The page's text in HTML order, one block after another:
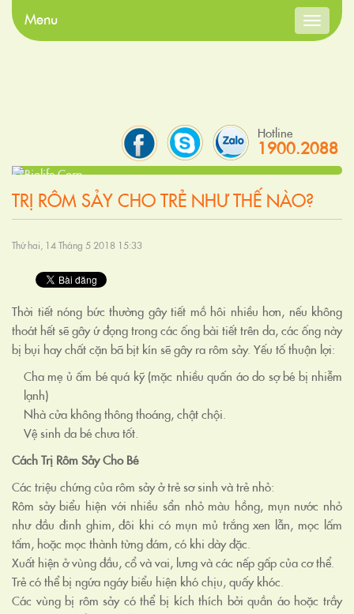
Toggle
Menu
Hotline
1900.2088
TRỊ RÔM SẢY CHO TRẺ NHƯ THẾ NÀO?
Thứ hai, 14 Tháng 5 2018 15:33
Thời tiết nóng bức thường gây tiết mồ hôi nhiều hơn, nếu không
thoát hết sẽ gây ứ đọng trong các ống bài tiết trên da, các ống này
bị bụi hay chất cặn bã bịt kín sẽ gây ra rôm sảy. Yếu tố thuận lợi:
Cha mẹ ủ ấm bé quá kỹ (mặc nhiều quấn áo do sợ bé bị nhiễm
lạnh)
Nhà cửa không thông thoáng, chật chội.
Vệ sinh da bé chưa tốt.
Cách Trị Rôm Sảy Cho Bé
Các triệu chứng của rôm sảy ở trẻ sơ sinh và trẻ nhỏ:
Rôm sảy biểu hiện với nhiều sẩn nhỏ màu hồng, mụn nước nhỏ
như đầu đinh ghim, đôi khi có mụn mủ trắng xen lẫn, mọc lấm
tấm, hoặc mọc thành từng đám, có khi dày đặc.
Xuất hiện ở vùng đầu, cổ và vai, lưng và các nếp gấp của cơ thể.
Trẻ có thể bị ngứa ngáy biểu hiện khó chịu, quấy khóc.
Các vùng bị rôm sảy có thể bị kích thích bởi quần áo hoặc trầy